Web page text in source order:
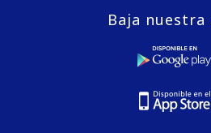
Baja nuestra